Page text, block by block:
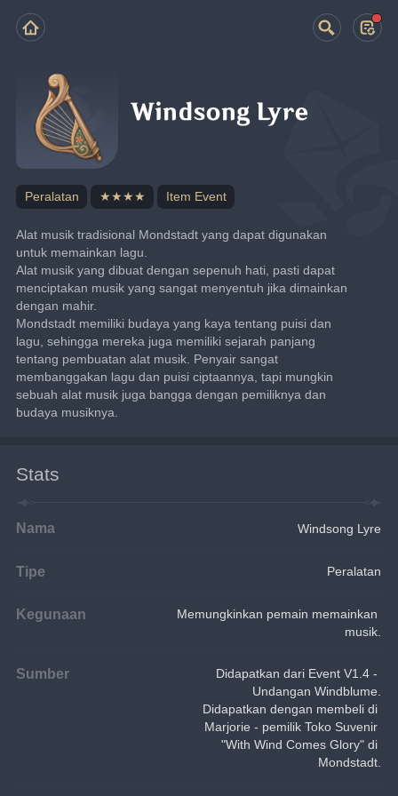
Windsong Lyre
Peralatan ★★★★ Item Event
Alat musik tradisional Mondstadt yang dapat digunakan
untuk memainkan lagu.
Alat musik yang dibuat dengan sepenuh hati, pasti dapat
menciptakan musik yang sangat menyentuh jika dimainkan
dengan mahir.
Mondstadt memiliki budaya yang kaya tentang puisi dan
lagu, sehingga mereka juga memiliki sejarah panjang
tentang pembuatan alat musik. Penyair sangat
membanggakan lagu dan puisi ciptaannya, tapi mungkin
sebuah alat musik juga bangga dengan pemiliknya dan
budaya musiknya.
Stats
Nama Windsong Lyre
Tipe Peralatan
Kegunaan
Memungkinkan pemain memainkan
musik.
Sumber
Didapatkan dari Event V1.4 -
Undangan Windblume.
Didapatkan dengan membeli di
Marjorie - pemilik Toko Suvenir
"With Wind Comes Glory" di
Mondstadt.